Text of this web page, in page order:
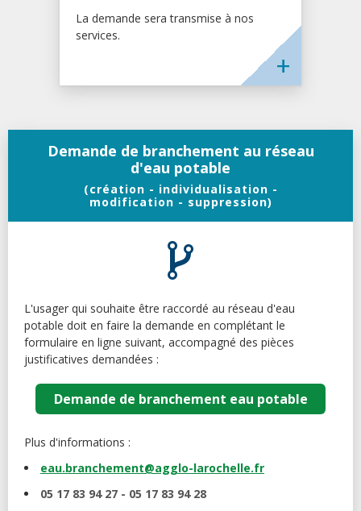
La demande sera transmise à nos
services.
Demande de branchement au réseau
d'eau potable
(création - individualisation -
modification - suppression)
L'usager qui souhaite être raccordé au réseau d'eau
potable doit en faire la demande en complétant le
formulaire en ligne suivant, accompagné des pièces
justificatives demandées :
Demande de branchement eau potable
Plus d'informations :
eau.branchement@agglo-larochelle.fr
05 17 83 94 27 - 05 17 83 94 28